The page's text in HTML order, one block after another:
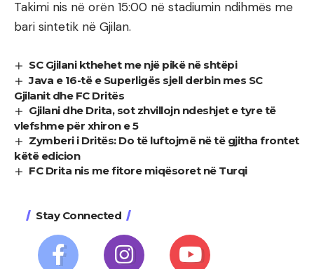
Takimi nis në orën 15:00 në stadiumin ndihmës me
bari sintetik në Gjilan.
SC Gjilani kthehet me një pikë në shtëpi
Java e 16-të e Superligës sjell derbin mes SC
Gjilanit dhe FC Dritës
Gjilani dhe Drita, sot zhvillojn ndeshjet e tyre të
vlefshme për xhiron e 5
Zymberi i Dritës: Do të luftojmë në të gjitha frontet
këtë edicion
FC Drita nis me fitore miqësoret në Turqi
Stay Connected